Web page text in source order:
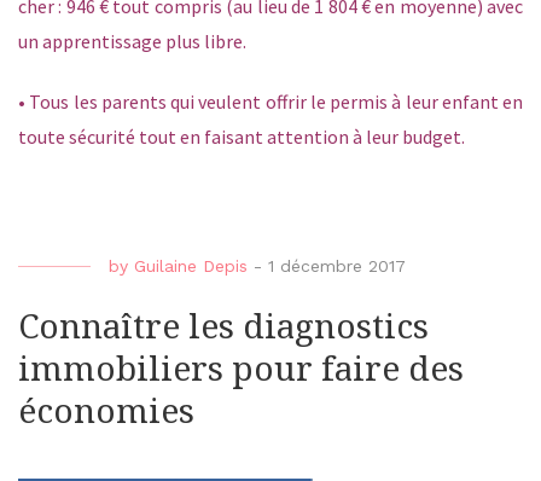
cher : 946 € tout compris (au lieu de 1 804 € en moyenne) avec
un apprentissage plus libre.
• Tous les parents qui veulent offrir le permis à leur enfant en
toute sécurité tout en faisant attention à leur budget.
by Guilaine Depis - 1 décembre 2017
Connaître les diagnostics
immobiliers pour faire des
économies